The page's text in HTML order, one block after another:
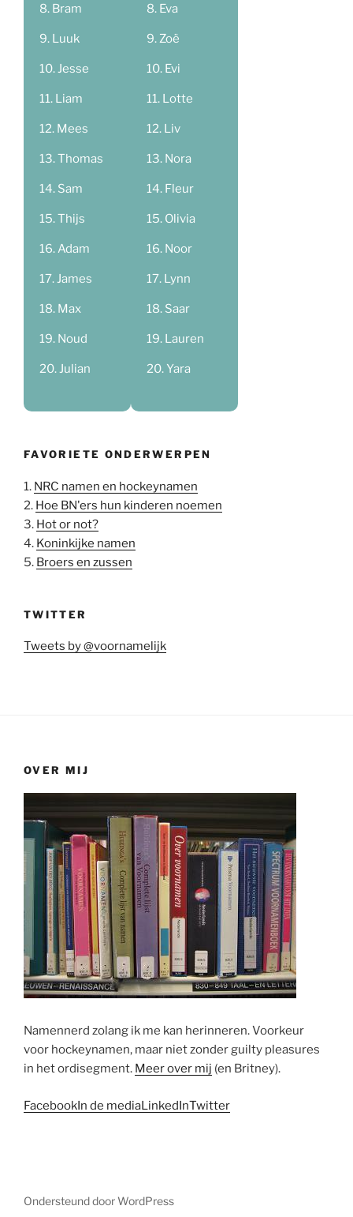
Bram
Luuk
Jesse
Liam
Mees
Thomas
Sam
Thijs
Adam
James
Max
Noud
Julian
Eva
Zoë
Evi
Lotte
Liv
Nora
Fleur
Olivia
Noor
Lynn
Saar
Lauren
Yara
FAVORIETE ONDERWERPEN
1. NRC namen en hockeynamen
2. Hoe BN'ers hun kinderen noemen
3. Hot or not?
4. Koninkijke namen
5. Broers en zussen
TWITTER
Tweets by @voornamelijk
OVER MIJ
Namennerd zolang ik me kan herinneren. Voorkeur
voor hockeynamen, maar niet zonder guilty pleasures
in het ordisegment. Meer over mij (en Britney).
FacebookIn de mediaLinkedInTwitter
Ondersteund door WordPress